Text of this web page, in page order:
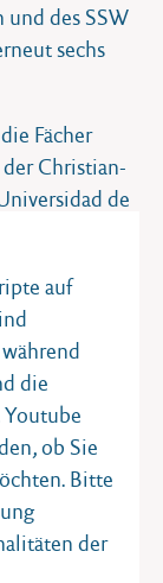
des SSW
sechs
Fächer
Christian-
de
Thema
im
für
Lüneburg.
die
Didaktik an
der
auf
die
Youtube
ob Sie
Bitte
der